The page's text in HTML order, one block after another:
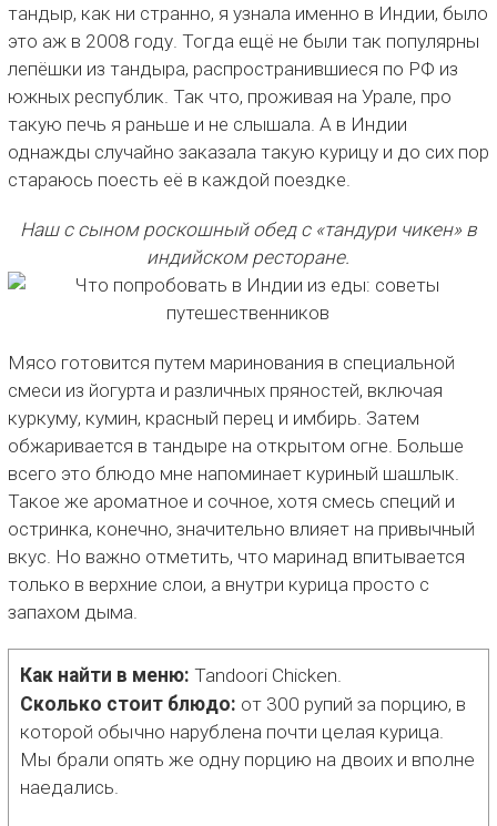
тандыр, как ни странно, я узнала именно в Индии, было
это аж в 2008 году. Тогда ещё не были так популярны
лепёшки из тандыра, распространившиеся по РФ из
южных республик. Так что, проживая на Урале, про
такую печь я раньше и не слышала. А в Индии
однажды случайно заказала такую курицу и до сих пор
стараюсь поесть её в каждой поездке.
Наш с сыном роскошный обед с «тандури чикен» в
индийском ресторане.
Мясо готовится путем маринования в специальной
смеси из йогурта и различных пряностей, включая
куркуму, кумин, красный перец и имбирь. Затем
обжаривается в тандыре на открытом огне. Больше
всего это блюдо мне напоминает куриный шашлык.
Такое же ароматное и сочное, хотя смесь специй и
остринка, конечно, значительно влияет на привычный
вкус. Но важно отметить, что маринад впитывается
только в верхние слои, а внутри курица просто с
запахом дыма.
Как найти в меню: Tandoori Chicken.
Сколько стоит блюдо: от 300 рупий за порцию, в
которой обычно нарублена почти целая курица.
Мы брали опять же одну порцию на двоих и вполне
наедались.